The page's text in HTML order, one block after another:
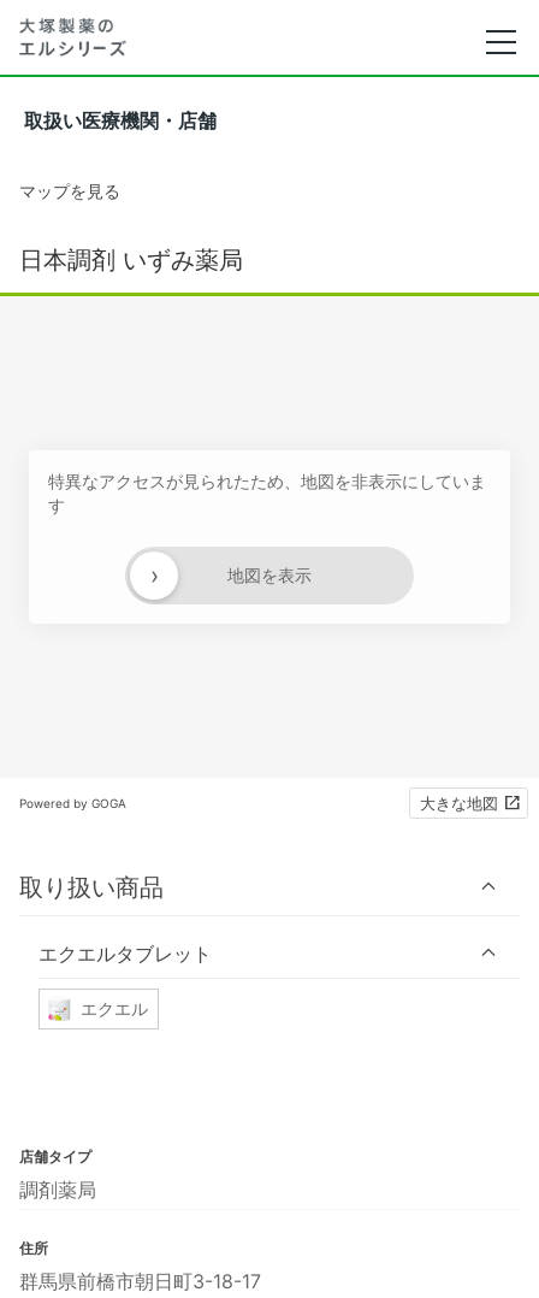
取扱い医療機関・店舗
マップを見る
日本調剤 いずみ薬局
特異なアクセスが見られたため、地図を非表示にしていま
す
地図を表示
›
Powered by GOGA 大きな地図
取り扱い商品
エクエルタブレット
エクエル
店舗タイプ
調剤薬局
住所
群馬県前橋市朝日町3-18-17